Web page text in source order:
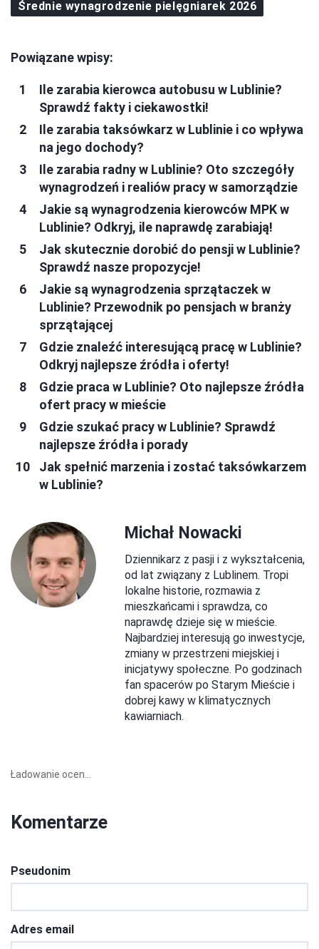
Średnie wynagrodzenie pielęgniarek 2026
Powiązane wpisy:
Ile zarabia kierowca autobusu w Lublinie?
Sprawdź fakty i ciekawostki!
Ile zarabia taksówkarz w Lublinie i co wpływa
na jego dochody?
Ile zarabia radny w Lublinie? Oto szczegóły
wynagrodzeń i realiów pracy w samorządzie
Jakie są wynagrodzenia kierowców MPK w
Lublinie? Odkryj, ile naprawdę zarabiają!
Jak skutecznie dorobić do pensji w Lublinie?
Sprawdź nasze propozycje!
Jakie są wynagrodzenia sprzątaczek w
Lublinie? Przewodnik po pensjach w branży
sprzątającej
Gdzie znaleźć interesującą pracę w Lublinie?
Odkryj najlepsze źródła i oferty!
Gdzie praca w Lublinie? Oto najlepsze źródła
ofert pracy w mieście
Gdzie szukać pracy w Lublinie? Sprawdź
najlepsze źródła i porady
Jak spełnić marzenia i zostać taksówkarzem
w Lublinie?
Michał Nowacki
Dziennikarz z pasji i z wykształcenia,
od lat związany z Lublinem. Tropi
lokalne historie, rozmawia z
mieszkańcami i sprawdza, co
naprawdę dzieje się w mieście.
Najbardziej interesują go inwestycje,
zmiany w przestrzeni miejskiej i
inicjatywy społeczne. Po godzinach
fan spacerów po Starym Mieście i
dobrej kawy w klimatycznych
kawiarniach.
Ładowanie ocen...
Komentarze
Pseudonim
Adres email